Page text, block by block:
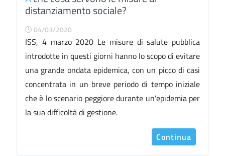
distanziamento sociale?
04/03/2020
ISS, 4 marzo 2020 Le misure di salute pubblica
introdotte in questi giorni hanno lo scopo di evitare
una grande ondata epidemica, con un picco di casi
concentrata in un breve periodo di tempo iniziale
che è lo scenario peggiore durante un'epidemia per
la sua difficoltà di gestione.
Continua